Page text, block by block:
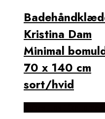
Kristina Dam
Minimal
70 x 140 cm
sort/hvid